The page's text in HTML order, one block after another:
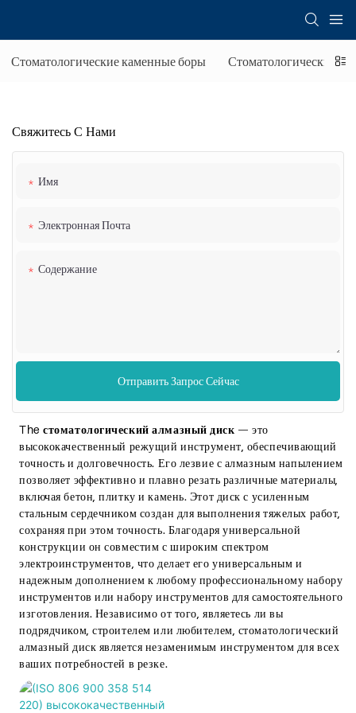
Стоматологические каменные боры Стоматологические
Свяжитесь С Нами
Имя
Электронная Почта
Содержание
Отправить Запрос Сейчас
Theстоматологический алмазный диск — это
высококачественный режущий инструмент, обеспечивающий
точность и долговечность. Его лезвие с алмазным напылением
позволяет эффективно и плавно резать различные материалы,
включая бетон, плитку и камень. Этот диск с усиленным
стальным сердечником создан для выполнения тяжелых работ,
сохраняя при этом точность. Благодаря универсальной
конструкции он совместим с широким спектром
электроинструментов, что делает его универсальным и
надежным дополнением к любому профессиональному набору
инструментов или набору инструментов для самостоятельного
изготовления. Независимо от того, являетесь ли вы
подрядчиком, строителем или любителем, стоматологический
алмазный диск является незаменимым инструментом для всех
ваших потребностей в резке.